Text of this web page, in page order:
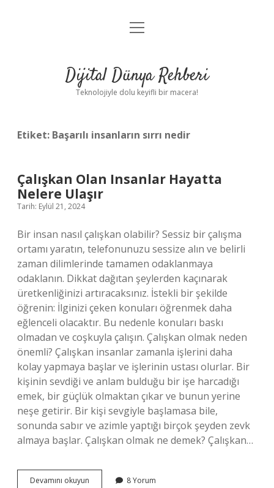
Anasayfa
Yasal Uyarı
menüyü
Dijital Dünya Rehberi
Teknolojiyle dolu keyifli bir macera!
Etiket: Başarılı insanların sırrı nedir
Çalışkan Olan Insanlar Hayatta
Nelere Ulaşır
Tarih: Eylül 21, 2024
Bir insan nasıl çalışkan olabilir? Sessiz bir çalışma
ortamı yaratın, telefonunuzu sessize alın ve belirli
zaman dilimlerinde tamamen odaklanmaya
odaklanın. Dikkat dağıtan şeylerden kaçınarak
üretkenliğinizi artıracaksınız. İstekli bir şekilde
öğrenin: İlginizi çeken konuları öğrenmek daha
eğlenceli olacaktır. Bu nedenle konuları baskı
olmadan ve coşkuyla çalışın. Çalışkan olmak neden
önemli? Çalışkan insanlar zamanla işlerini daha
kolay yapmaya başlar ve işlerinin ustası olurlar. Bir
kişinin sevdiği ve anlam bulduğu bir işe harcadığı
emek, bir güçlük olmaktan çıkar ve bunun yerine
neşe getirir. Bir kişi sevgiyle başlamasa bile,
sonunda sabır ve azimle yaptığı birçok şeyden zevk
almaya başlar. Çalışkan olmak ne demek? Çalışkan…
Devamını okuyun Çalışkan
8 Yorum